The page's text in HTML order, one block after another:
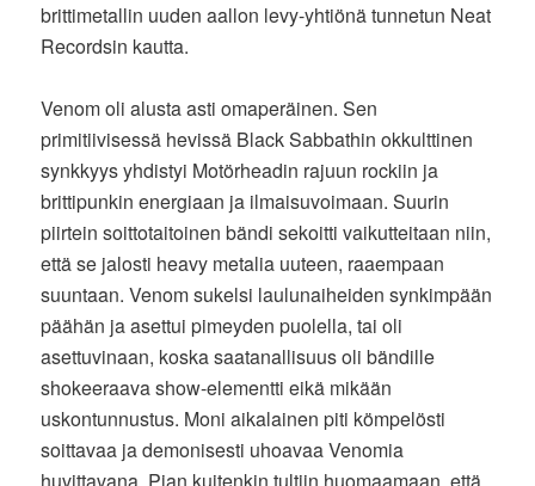
brittimetallin uuden aallon levy-yhtiönä tunnetun Neat
Recordsin kautta.
Venom oli alusta asti omaperäinen. Sen
primitiivisessä hevissä Black Sabbathin okkulttinen
synkkyys yhdistyi Motörheadin rajuun rockiin ja
brittipunkin energiaan ja ilmaisuvoimaan. Suurin
piirtein soittotaitoinen bändi sekoitti vaikutteitaan niin,
että se jalosti heavy metalia uuteen, raaempaan
suuntaan. Venom sukelsi laulunaiheiden synkimpään
päähän ja asettui pimeyden puolella, tai oli
asettuvinaan, koska saatanallisuus oli bändille
shokeeraava show-elementti eikä mikään
uskontunnustus. Moni aikalainen piti kömpelösti
soittavaa ja demonisesti uhoavaa Venomia